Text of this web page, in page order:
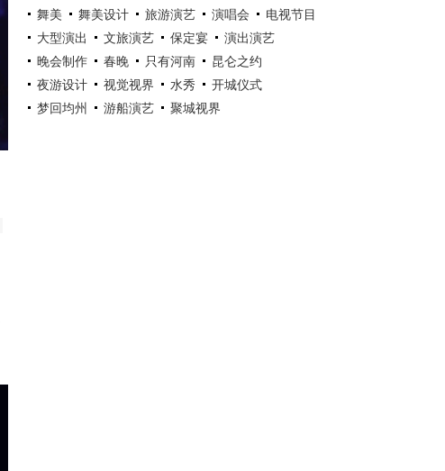
舞美
舞美设计 旅游演艺 演唱会
电视节目
大型演出
文旅演艺 保定宴
演出演艺
晚会制作
春晚 只有河南
昆仑之约
夜游设计
视觉视界 水秀
开城仪式
梦回均州
游船演艺 聚城视界